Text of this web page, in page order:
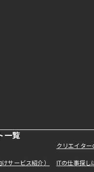
一覧
クリエイタ
サービス紹介） ITの仕事探